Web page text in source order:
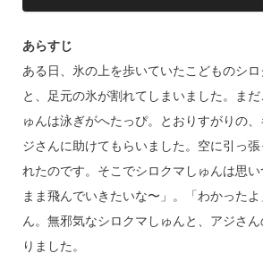
あらすじ
ある日、氷の上を歩いていたこどものシ
と、足元の氷が割れてしまいました。ま
ゅんは泳ぎがへたっぴ。とおりすがりの
ジさんに助けてもらいました。空に引っ張
れたのです。そこでシロクマしゅんは思
まま飛んでいきたいな〜」。「わかった
ん。無邪気なシロクマしゅんと、アジさ
りました。